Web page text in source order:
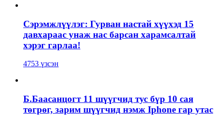
Сэрэмжлүүлэг: Гурван настай хүүхэд 15
давхараас унаж нас барсан харамсалтай
хэрэг гарлаа!
4753 үзсэн
Б.Баасанцогт 11 шүүгчид тус бүр 10 сая
төгрөг, зарим шүүгчид нэмж Iphone гар утас